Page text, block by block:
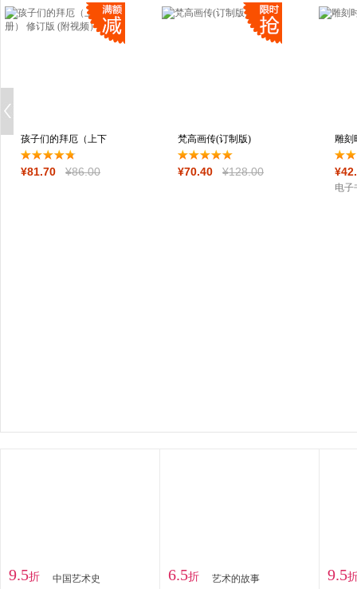
孩子们的拜厄（上下
两册） 修订版
¥81.70 ¥86.00
梵高画传(订制版)
¥70.40 ¥128.00
雕刻
¥42
电子
中国艺术史
9.5折 艺术的故事
6.5折 9.5